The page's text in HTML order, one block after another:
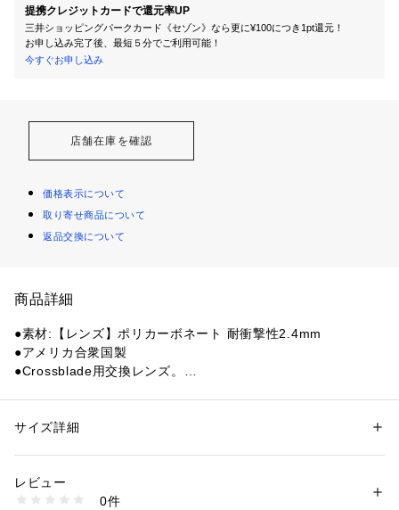
提携クレジットカードで還元率UP
三井ショッピングパークカード《セゾン》なら更に¥100につき1pt還元！
お申し込み完了後、最短５分でご利用可能！
今すぐお申し込み
店舗在庫を確認
価格表示について
取り寄せ商品について
返品交換について
商品詳細
●素材:【レンズ】ポリカーボネート 耐衝撃性2.4mm
●アメリカ合衆国製
●Crossblade用交換レンズ。
●可視光線透過率32%
●レンズ外側は耐傷性のハードコートを施し、レンズ内側は究
極に曇りづらいFlow Coatコーティングを施しているハイスペ
性別：レディース
商品番号：
10700754401 （ショップ）
サイズ詳細
レビュー
0件